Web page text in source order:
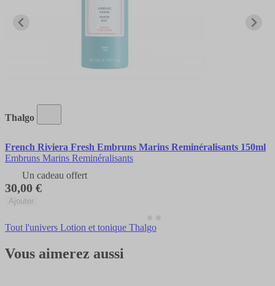
Thalgo
French Riviera Fresh Embruns Marins Reminéralisants 150ml
Embruns Marins Reminéralisants
Un cadeau offert
30,00 €
Ajouter
Tout l'univers Lotion et tonique Thalgo
Vous aimerez aussi